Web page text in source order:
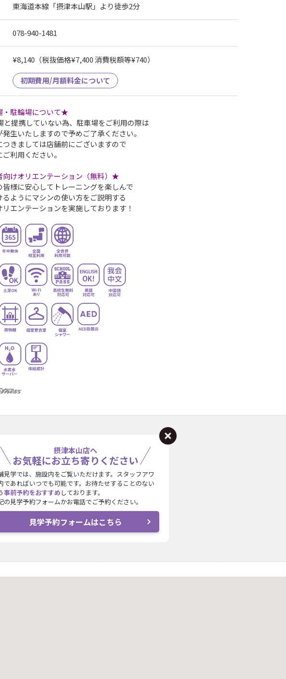
。
東海道本線「摂津本山駅」より徒歩2分
078-940-1481
¥8,140 （税抜価格¥7,400 消費税額等¥740）
初期費用/月額料金について
駐輪場について★
と提携していない為、駐車場をご利用の際は
発生いたしますので予めご了承ください。
つきましては店舗前にございますので
利用ください。
けオリエンテーション（無料）★
皆様に安心してトレーニングを楽しんで
るようにマシンの使い方をご説明する
リエンテーションを実施しております！
摂津本山店へ
お気軽にお立ち寄りください
見学では、施設内をご覧いただけます。スタッフアワ
であればいつでも可能です。お待たせすることのない
事前予約をおすすめ しております。
の見学予約フォームかお電話でご予約ください。
見学予約フォームはこちら